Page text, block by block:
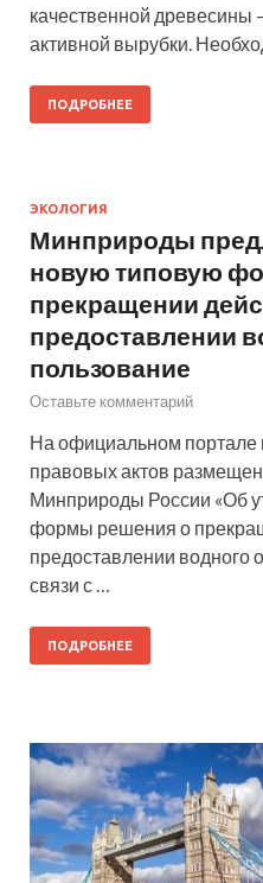
качественной древесины
активной вырубки.
ПОДРОБНЕЕ
ЭКОЛОГИЯ
Минприроды
новую типовую
прекращении
предоставлении
пользование
Оставьте комментарий
На официальном портале
правовых актов размещен
Минприроды России «Об
формы решения о
предоставлении водного
связи с …
ПОДРОБНЕЕ